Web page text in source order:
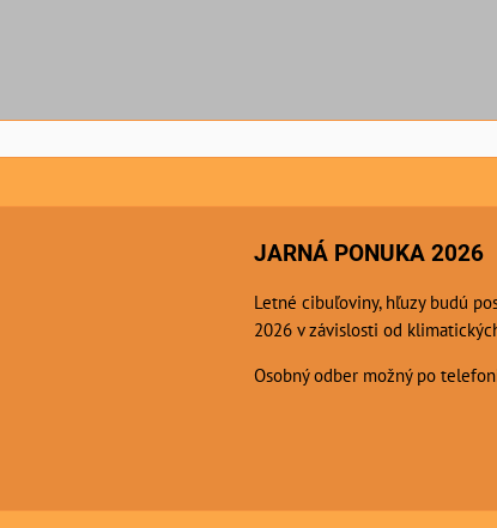
JARNÁ PONUKA 2026
Letné cibuľoviny, hľuzy budú
2026 v závislosti od
Osobný odber možný po